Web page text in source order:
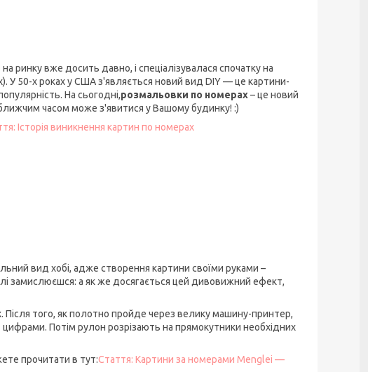
ринку вже досить давно, і спеціалізувалася спочатку на
У 50-х роках у США з'являється новий вид DIY — це картини-
На сьогодні,розмальовки по номерах– це новий
часом може з'явитися у Вашому будинку! :)
Історія виникнення картин по номерах
вид хобі, адже створення картини своїми руками –
замислюєшся: а як же досягається цей дивовижний ефект,
того, як полотно пройде через велику машину-принтер,
Потім рулон розрізають на прямокутники необхідних
прочитати в тут:Стаття: Картини за номерами Menglei —